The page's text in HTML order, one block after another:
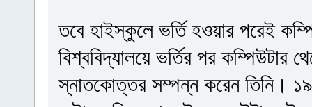
তবে হাইস্কুলে ভর্তি হওয়ার পরেই
বিশ্ববিদ্যালয়ে ভর্তির পর কম্পিউটার
স্নাতকোত্তর সম্পন্ন করেন তিনি।